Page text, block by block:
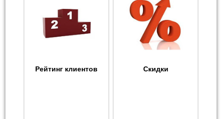
Рейтинг клиентов Скидки